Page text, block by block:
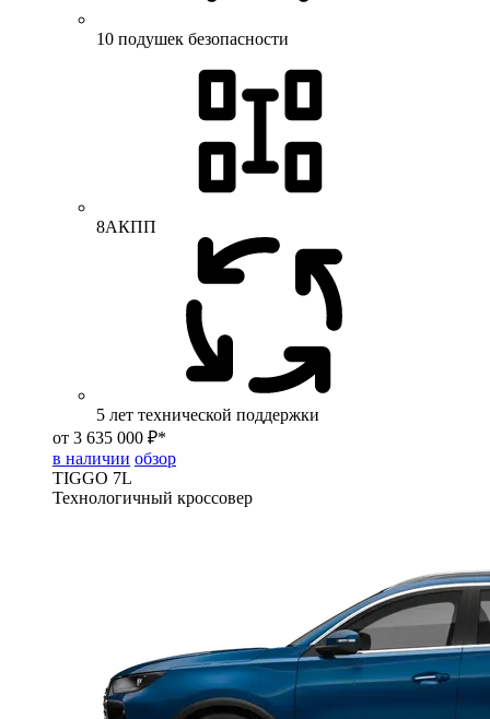
10 подушек безопасности
8АКПП
5 лет технической поддержки
от 3 635 000 ₽*
в наличии обзор
TIGGO 7L
Технологичный кроссовер